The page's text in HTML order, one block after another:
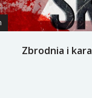
Zbrodnia i kara